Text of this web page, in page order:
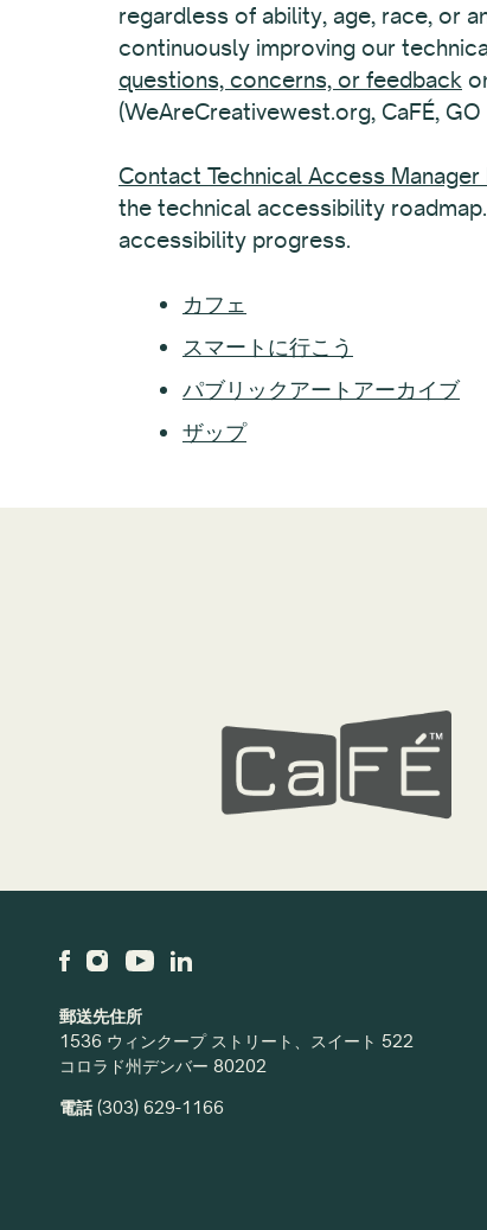
regardless of ability, age, race, or
continuously improving our
questions, concerns, or feedback
(WeAreCreativewest.org, CaFÉ,
Contact Technical Access Manager
the technical accessibility
accessibility progress.
カフェ
スマートに行こう
パブリックアートアーカイブ
ザップ
郵送先住所
1536 ウィンクープ ストリート、スイート 522
コロラド州デンバー 80202
電話(303) 629-1166